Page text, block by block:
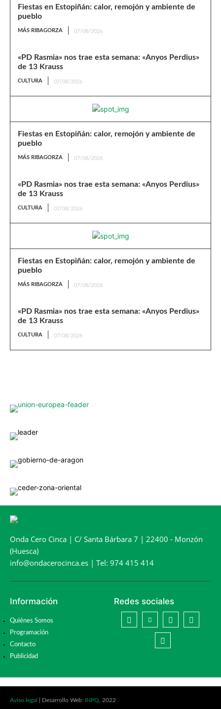
Fiestas en Estopiñán: calor, remojón y ambiente de
pueblo
MÁS RIBAGORZA 07/08/2026
«PD Rasmia» nos trae esta semana: «Anyos Perdius»
de 13 Krauss
CULTURA 07/08/2026
Fiestas en Estopiñán: calor, remojón y ambiente de
pueblo
MÁS RIBAGORZA 07/08/2026
«PD Rasmia» nos trae esta semana: «Anyos Perdius»
de 13 Krauss
CULTURA 07/08/2026
Fiestas en Estopiñán: calor, remojón y ambiente de
pueblo
MÁS RIBAGORZA 07/08/2026
«PD Rasmia» nos trae esta semana: «Anyos Perdius»
de 13 Krauss
CULTURA 07/08/2026
Onda Cero Cinca | C/ Santa Bárbara 7 | 22400 - Monzón
(Huesca)
info@ondacerocinca.es | Tel: 974 415 414
Información
Quiénes Somos
Programación
Contacto
Publicidad
Redes sociales
Aviso legal | Desarrollo Web: INPQ , 2022